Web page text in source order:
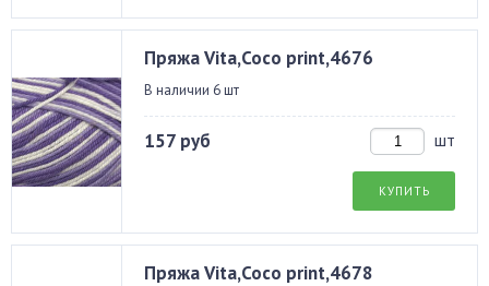
Пряжа Vita,Coco print,4676
В наличии 6 шт
157 руб шт
КУПИТЬ
Пряжа Vita,Coco print,4678